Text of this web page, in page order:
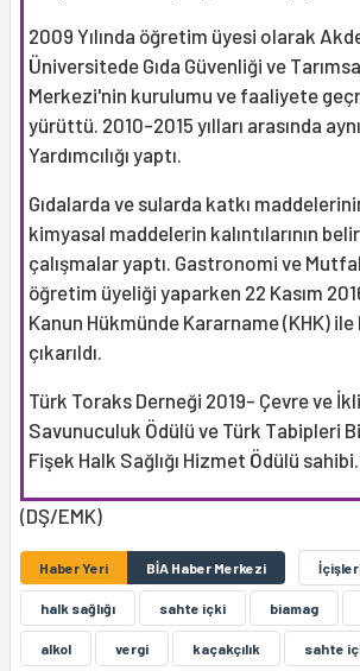
2009 Yılında öğretim üyesi olarak
Üniversitede Gıda Güvenliği ve
Merkezi'nin kurulumu ve faaliyete
yürüttü. 2010-2015 yılları arasında
Yardımcılığı yaptı.
Gıdalarda ve sularda katkı
kimyasal maddelerin kalıntılarının
çalışmalar yaptı. Gastronomi ve
öğretim üyeliği yaparken 22 Kasım
Kanun Hükmünde Kararname (KHK)
çıkarıldı.
Türk Toraks Derneği 2019- Çevre ve
Savunuculuk Ödülü ve Türk Tabipleri
Fişek Halk Sağlığı Hizmet Ödülü sahibi.
(DŞ/EMK)
Haber Yeri BİA Haber Merkezi
halk sağlığı sahte içki biamag
alkol vergi kaçakçılık sahte